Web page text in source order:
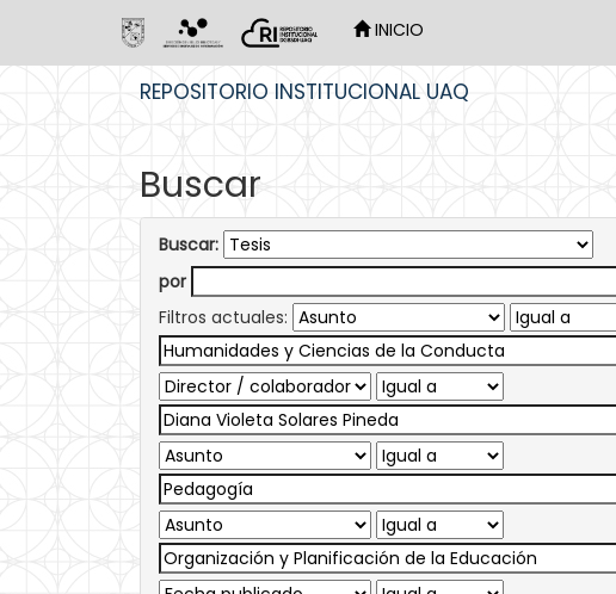
INICIO
REPOSITORIO INSTITUCIONAL UAQ
Buscar
Buscar:
por
Filtros actuales: